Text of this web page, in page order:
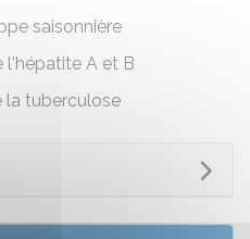
saisonnière
l'hépatite A et B
la tuberculose